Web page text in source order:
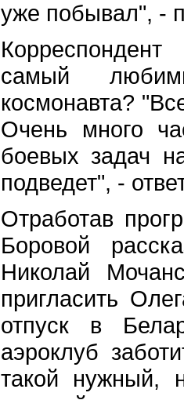
уже побывал", -
самый
космонавта?
Очень много
боевых задач
подведет", -
Отработав
Боровой
Николай
пригласить
отпуск в
аэроклуб
такой нужный,